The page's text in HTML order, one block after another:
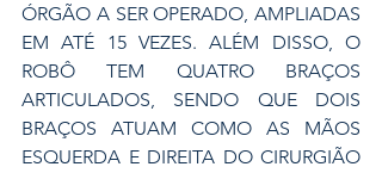
ÓRGÃO A SER OPERADO, AMPLIADAS
EM ATÉ 15 VEZES. ALÉM DISSO, O
ROBÔ TEM QUATRO BRAÇOS
ARTICULADOS, SENDO QUE DOIS
BRAÇOS ATUAM COMO AS MÃOS
ESQUERDA E DIREITA DO CIRURGIÃO